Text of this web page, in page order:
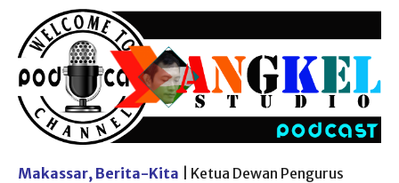
Makassar, Berita-Kita | Ketua Dewan Pengurus